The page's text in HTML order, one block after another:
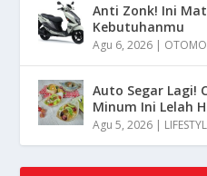
Anti Zonk! Ini
Kebutuhanmu
Agu 6, 2026 |
Auto Segar Lagi!
Minum Ini Lelah
Agu 5, 2026 |